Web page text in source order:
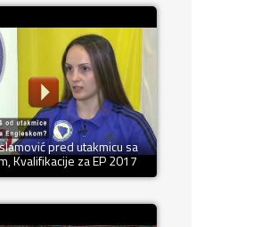
pred utakmicu sa
Kvalifikacije za EP 2017